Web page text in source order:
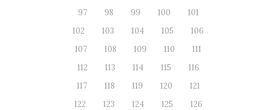
97
98 99 100
101
102
103 104 105
106
107
108 109 110
111
112
113 114 115
116
117
118 119 120
121
122
123 124 125
126